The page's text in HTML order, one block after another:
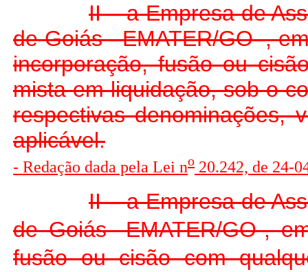
II – a Empresa de
de Goiás –EMATER/GO–,
incorporação, fusão ou
mista em liquidação, sob o
respectivas denominações,
aplicável.
- Redação dada pela Lei no 20.242, de 24-
II – a Empresa de
de Goiás -EMATER/GO-,
fusão ou cisão com